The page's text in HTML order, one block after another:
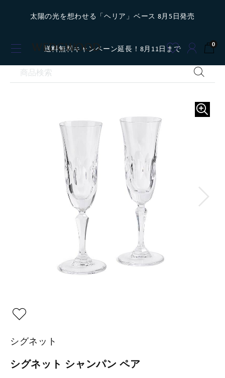
太陽の光を想わせる「ヘリア」ベース 8月5日発売
送料無料キャンペーン延長！8月11日まで 0
シグネット
シグネット シャンパン ペア